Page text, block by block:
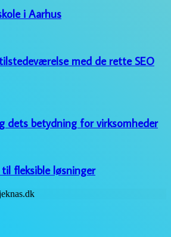
i Aarhus
med de rette SEO
dets betydning for virksomheder
fleksible løsninger